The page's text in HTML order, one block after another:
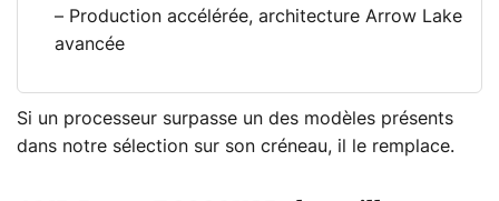
– Production accélérée, architecture Arrow Lake
avancée
Si un processeur surpasse un des modèles présents
dans notre sélection sur son créneau, il le remplace.